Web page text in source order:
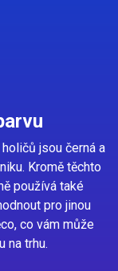
jsou černá a
Kromě těchto
používá také
pro jinou
co vám může
na trhu.